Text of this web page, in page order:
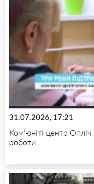
31.07.2026, 17:21
Ком’юніті центр
роботи